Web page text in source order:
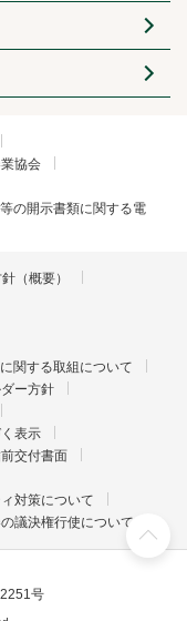
協会
の開示書類に関する電
（概要）
関する取組について
ー方針
表示
交付書面
対策について
議決権行使について
号